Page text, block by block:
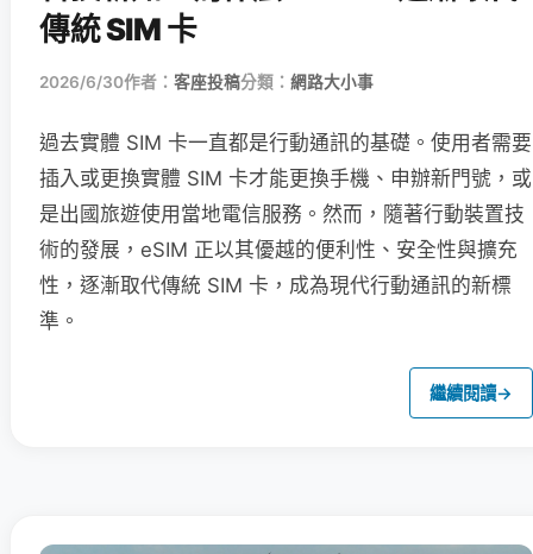
傳統 SIM 卡
2026/6/30作者： 客座投稿分類： 網路大小事
過去實體 SIM 卡一直都是行動通訊的基礎。使用者需要
插入或更換實體 SIM 卡才能更換手機、申辦新門號，或
是出國旅遊使用當地電信服務。然而，隨著行動裝置技
術的發展，eSIM 正以其優越的便利性、安全性與擴充
性，逐漸取代傳統 SIM 卡，成為現代行動通訊的新標
準。
繼續閱讀→